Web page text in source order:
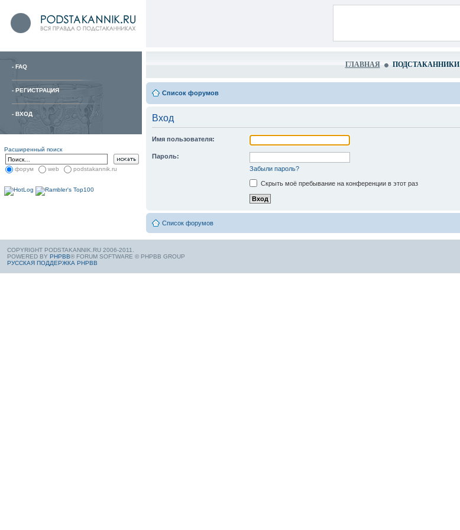
- FAQ
- РЕГИСТРАЦИЯ
- ВХОД
Расширенный поиск
форум web podstakannik.ru
ГЛАВНАЯ ПОДСТАКАННИКИ
Список форумов
Вход
Имя пользователя:
Пароль:
Забыли пароль?
Скрыть моё пребывание на конференции в этот раз
Список форумов
COPYRIGHT PODSTAKANNIK.RU 2006-2011.
POWERED BY PHPBB® FORUM SOFTWARE © PHPBB GROUP
РУССКАЯ ПОДДЕРЖКА PHPBB